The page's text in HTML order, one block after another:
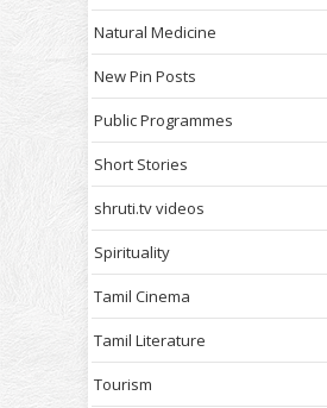
Natural Medicine
New Pin Posts
Public Programmes
Short Stories
shruti.tv videos
Spirituality
Tamil Cinema
Tamil Literature
Tourism